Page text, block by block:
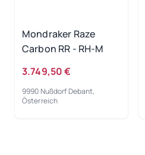
Mondraker Raze
Carbon RR - RH-M
3.749,50 €
9990 Nußdorf Debant,
Österreich